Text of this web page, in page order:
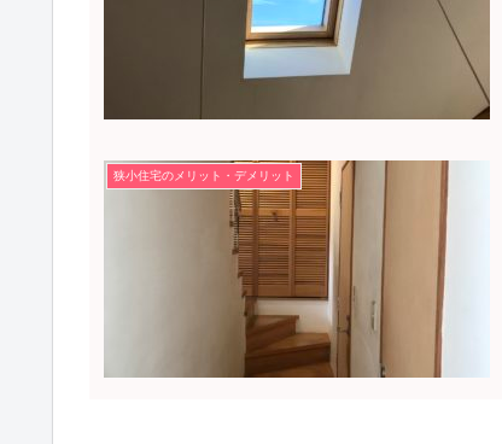
狭小住宅のメリット・デメリット